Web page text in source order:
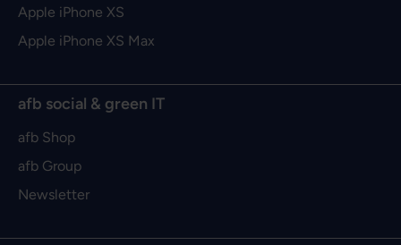
Apple iPhone XS
Apple iPhone XS Max
afb social & green IT
afb Shop
afb Group
Newsletter